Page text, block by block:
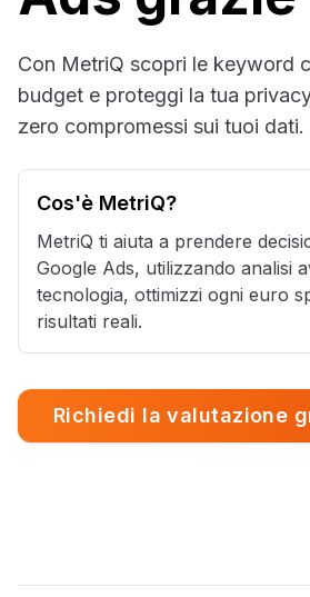
Con MetriQ scopri le keyword
budget e proteggi la tua
zero compromessi sui tuoi dati.
Cos'è MetriQ?
MetriQ ti aiuta a prendere
Google Ads, utilizzando analisi
tecnologia, ottimizzi ogni euro
risultati reali.
Richiedi la valutazione